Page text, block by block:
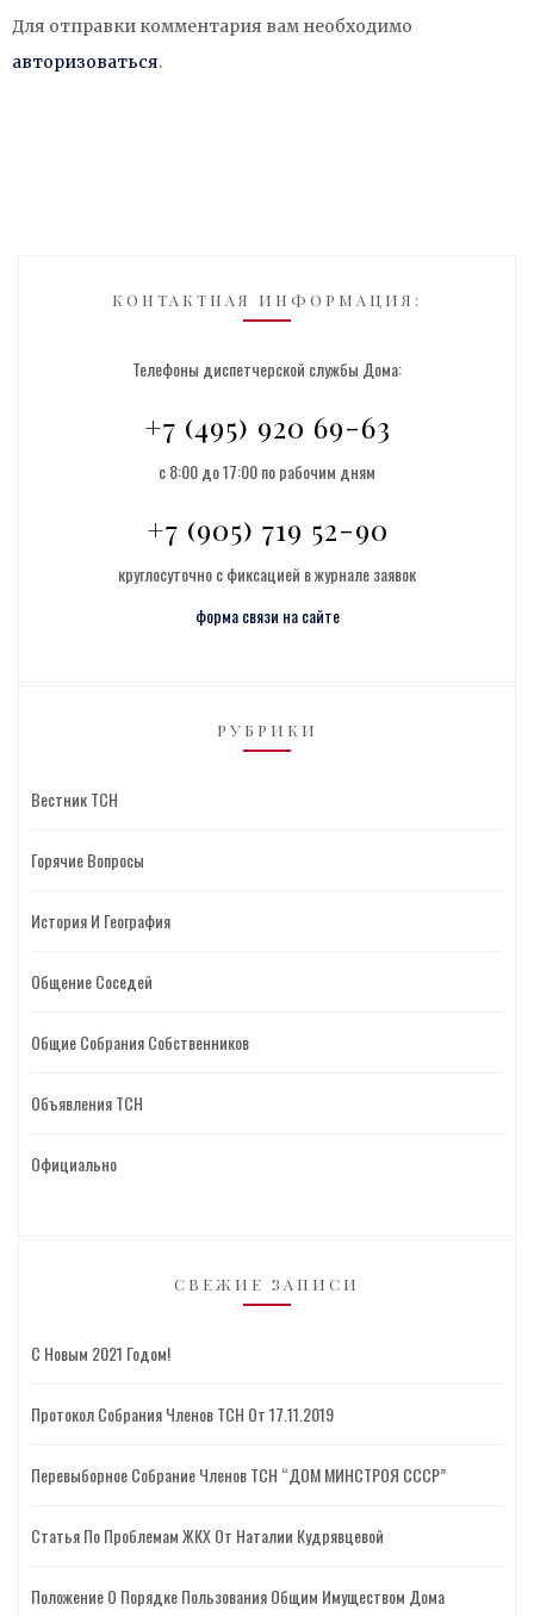
Для отправки комментария вам необходимо
авторизоваться.
КОНТАКТНАЯ ИНФОРМАЦИЯ:
Телефоны диспетчерской службы Дома:
+7 (495) 920 69-63
с 8:00 до 17:00 по рабочим дням
+7 (905) 719 52-90
круглосуточно с фиксацией в журнале заявок
форма связи на сайте
РУБРИКИ
Вестник ТСН
Горячие Вопросы
История И География
Общение Соседей
Общие Собрания Собственников
Объявления ТСН
Официально
СВЕЖИЕ ЗАПИСИ
С Новым 2021 Годом!
Протокол Собрания Членов ТСН От 17.11.2019
Перевыборное Собрание Членов ТСН “ДОМ МИНСТРОЯ СССР”
Статья По Проблемам ЖКХ От Наталии Кудрявцевой
Положение О Порядке Пользования Общим Имуществом Дома